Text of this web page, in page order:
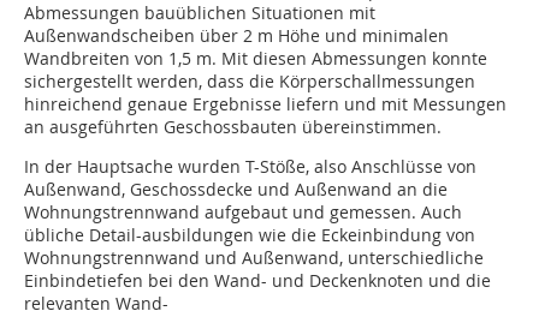
Abmessungen bauüblichen Situationen mit
Außenwandscheiben über 2 m Höhe und minimalen
Wandbreiten von 1,5 m. Mit diesen Abmessungen konnte
sichergestellt werden, dass die Körperschallmessungen
hinreichend genaue Ergebnisse liefern und mit Messungen
an ausgeführten Geschossbauten übereinstimmen.
In der Hauptsache wurden T-Stöße, also Anschlüsse von
Außenwand, Geschossdecke und Außenwand an die
Wohnungstrennwand aufgebaut und gemessen. Auch
übliche Detail-ausbildungen wie die Eckeinbindung von
Wohnungstrennwand und Außenwand, unterschiedliche
Einbindetiefen bei den Wand- und Deckenknoten und die
relevanten Wand-